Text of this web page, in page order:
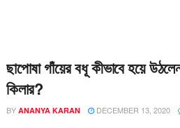
ছাপোষা গাঁয়ের বধূ কীভাবে হয়ে
কিলার?
BY ANANYA KARAN DECEMBER 13, 2020